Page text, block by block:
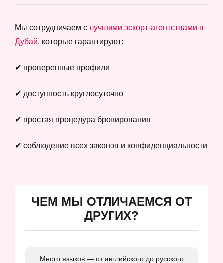
Мы сотрудничаем с лучшими эскорт-агентствами в
Дубай, которые гарантируют:
✔ проверенные профили
✔ доступность круглосуточно
✔ простая процедура бронирования
✔ соблюдение всех законов и конфиденциальности
ЧЕМ МЫ ОТЛИЧАЕМСЯ ОТ
ДРУГИХ?
Много языков — от английского до русского